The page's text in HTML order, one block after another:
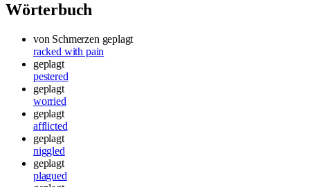
Wörterbuch
von Schmerzen geplagt
racked with pain
geplagt
pestered
geplagt
worried
geplagt
afflicted
geplagt
niggled
geplagt
plagued